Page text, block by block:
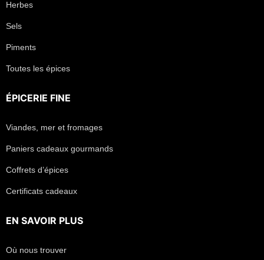
Herbes
Sels
Piments
Toutes les épices
ÉPICERIE FINE
Viandes, mer et fromages
Paniers cadeaux gourmands
Coffrets d’épices
Certificats cadeaux
EN SAVOIR PLUS
Où nous trouver